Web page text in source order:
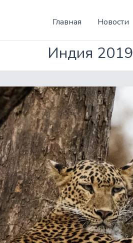
Главная Новости
Индия 2019